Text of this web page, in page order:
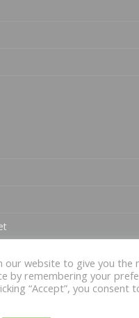
our website to give you the
by remembering your
“Accept”, you consent